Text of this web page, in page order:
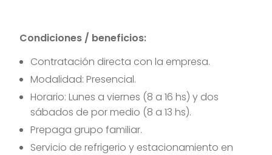
Condiciones / beneficios:
Contratación directa con la empresa.
Modalidad: Presencial.
Horario: Lunes a viernes (8 a 16 hs) y dos
sábados de por medio (8 a 13 hs).
Prepaga grupo familiar.
Servicio de refrigerio y estacionamiento en